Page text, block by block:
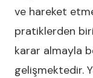
ve hareket
pratiklerden
karar almayla
gelişmektedir.